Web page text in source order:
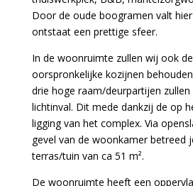
Door de oude boogramen valt
ontstaat een prettige sfeer.
In de woonruimte zullen wij ook
oorspronkelijke kozijnen
drie hoge raam/deurpartijen
lichtinval. Dit mede dankzij de op
ligging van het complex. Via
gevel van de woonkamer betreed
terras/tuin van ca 51 m².
De woonruimte heeft een